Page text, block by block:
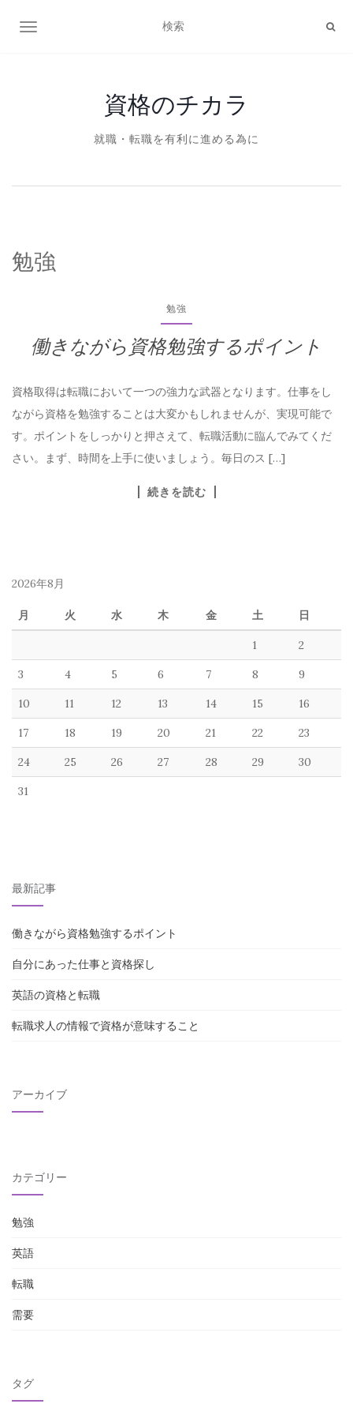
ナビゲーション切り替え
資格のチカラ
就職・転職を有利に進める為に
勉強
勉強
働きながら資格勉強するポイント
資格取得は転職において一つの強力な武器となります。仕事をし
ながら資格を勉強することは大変かもしれませんが、実現可能で
す。ポイントをしっかりと押さえて、転職活動に臨んでみてくだ
さい。まず、時間を上手に使いましょう。毎日のス […]
続きを読む
2026年8月
月 火 水 木 金 土 日
1 2
3 4 5 6 7 8 9
10 11 12 13 14 15 16
17 18 19 20 21 22 23
24 25 26 27 28 29 30
31
最新記事
働きながら資格勉強するポイント
自分にあった仕事と資格探し
英語の資格と転職
転職求人の情報で資格が意味すること
アーカイブ
カテゴリー
勉強
英語
転職
需要
タグ